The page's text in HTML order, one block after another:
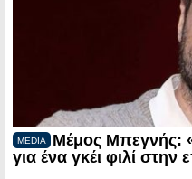
MEDIA
Μέμος Μπεγνής:
για ένα γκέι φιλί στην